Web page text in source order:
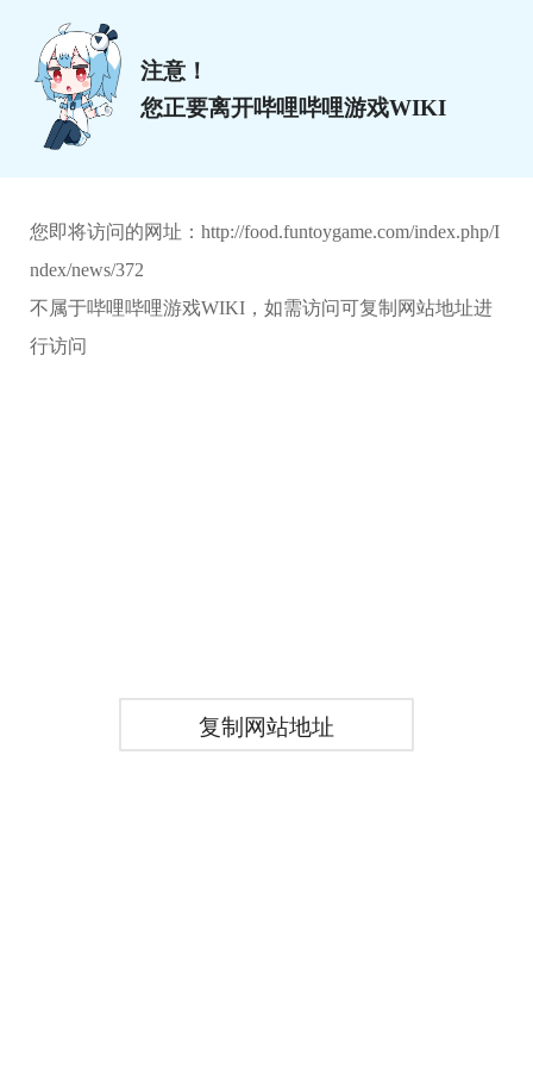
注意！
您正要离开哔哩哔哩游戏WIKI
您即将访问的网址： http://food.funtoygame.com/index.php/I
ndex/news/372
不属于哔哩哔哩游戏WIKI，如需访问可复制网站地址进
行访问
复制网站地址